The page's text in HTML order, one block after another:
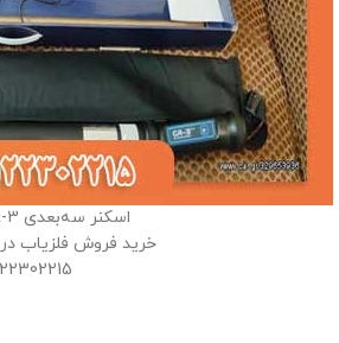
اسکنر سه‌بعدی Conrad GR-3
خرید فروش فلزیاب